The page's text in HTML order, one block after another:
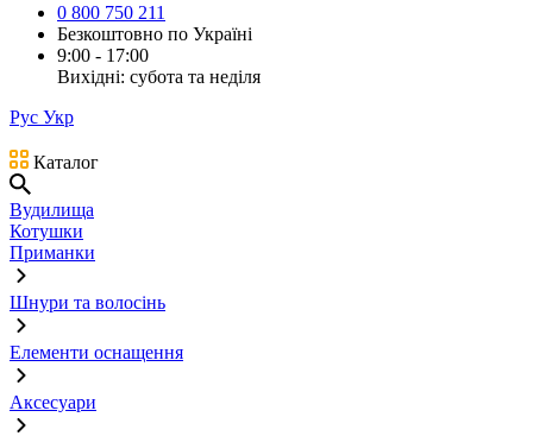
0 800 750 211
Безкоштовно по Україні
9:00 - 17:00
Вихідні: субота та неділя
Рус Укр
Каталог
Вудилища
Котушки
Приманки
Шнури та волосінь
Елементи оснащення
Аксесуари